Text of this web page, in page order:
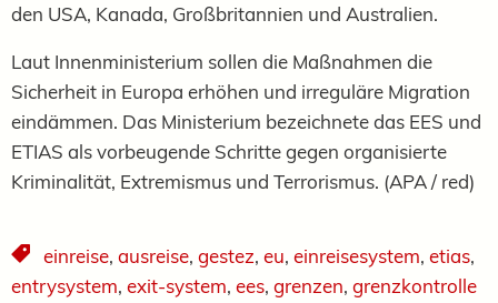
den USA, Kanada, Großbritannien und Australien.
Laut Innenministerium sollen die Maßnahmen die
Sicherheit in Europa erhöhen und irreguläre Migration
eindämmen. Das Ministerium bezeichnete das EES und
ETIAS als vorbeugende Schritte gegen organisierte
Kriminalität, Extremismus und Terrorismus. (APA / red)
einreise, ausreise, gestez, eu, einreisesystem, etias,
entrysystem, exit-system, ees, grenzen, grenzkontrolle